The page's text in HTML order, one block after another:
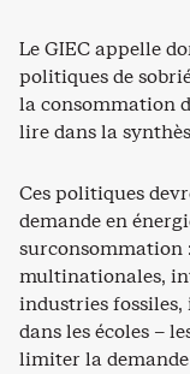
Le GIEC appelle
politiques de
la consommation
lire dans la
Ces politiques
demande en
surconsommation
multinationales,
industries
dans les écoles –
limiter la demande